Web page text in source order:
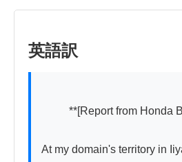
英語訳
At my domain's territory in